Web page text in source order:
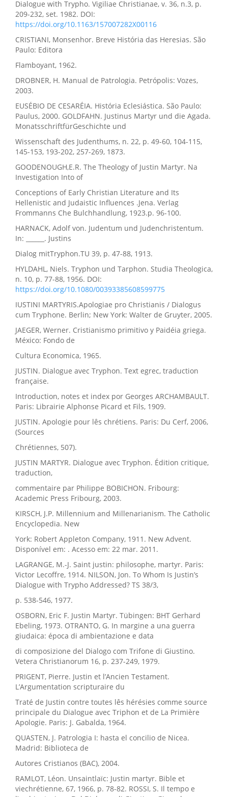
Dialogue with Trypho. Vigiliae Christianae, v. 36, n.3, p.
209-232, set. 1982. DOI:
https://doi.org/10.1163/157007282X00116
CRISTIANI, Monsenhor. Breve História das Heresias. São
Paulo: Editora
Flamboyant, 1962.
DROBNER, H. Manual de Patrologia. Petrópolis: Vozes,
2003.
EUSÉBIO DE CESARÉIA. História Eclesiástica. São Paulo:
Paulus, 2000. GOLDFAHN. Justinus Martyr und die Agada.
MonatsschriftfürGeschichte und
Wissenschaft des Judenthums, n. 22, p. 49-60, 104-115,
145-153, 193-202, 257-269, 1873.
GOODENOUGH,E.R. The Theology of Justin Martyr. Na
Investigation Into of
Conceptions of Early Christian Literature and Its
Hellenistic and Judaistic Influences .Jena. Verlag
Frommanns Che Bulchhandlung, 1923.p. 96-100.
HARNACK, Adolf von. Judentum und Judenchristentum.
In: ______. Justins
Dialog mitTryphon.TU 39, p. 47-88, 1913.
HYLDAHL, Niels. Tryphon und Tarphon. Studia Theologica,
n. 10, p. 77-88, 1956. DOI:
https://doi.org/10.1080/00393385608599775
IUSTINI MARTYRIS.Apologiae pro Christianis / Dialogus
cum Tryphone. Berlin; New York: Walter de Gruyter, 2005.
JAEGER, Werner. Cristianismo primitivo y Paidéia griega.
México: Fondo de
Cultura Economica, 1965.
JUSTIN. Dialogue avec Tryphon. Text egrec, traduction
française.
Introduction, notes et index por Georges ARCHAMBAULT.
Paris: Librairie Alphonse Picard et Fils, 1909.
JUSTIN. Apologie pour lês chrétiens. Paris: Du Cerf, 2006,
(Sources
Chrétiennes, 507).
JUSTIN MARTYR. Dialogue avec Tryphon. Édition critique,
traduction,
commentaire par Philippe BOBICHON. Fribourg:
Academic Press Fribourg, 2003.
KIRSCH, J.P. Millennium and Millenarianism. The Catholic
Encyclopedia. New
York: Robert Appleton Company, 1911. New Advent.
Disponível em: . Acesso em: 22 mar. 2011.
LAGRANGE, M.-J. Saint justin: philosophe, martyr. Paris:
Victor Lecoffre, 1914. NILSON, Jon. To Whom Is Justin’s
Dialogue with Trypho Addressed? TS 38/3,
p. 538-546, 1977.
OSBORN, Eric F. Justin Martyr. Tübingen: BHT Gerhard
Ebeling, 1973. OTRANTO, G. In margine a una guerra
giudaica: época di ambientazione e data
di composizione del Dialogo com Trifone di Giustino.
Vetera Christianorum 16, p. 237-249, 1979.
PRIGENT, Pierre. Justin et l’Ancien Testament.
L’Argumentation scripturaire du
Traté de Justin contre toutes lês hérésies comme source
principale du Dialogue avec Triphon et de La Primière
Apologie. Paris: J. Gabalda, 1964.
QUASTEN, J. Patrologia I: hasta el concilio de Nicea.
Madrid: Biblioteca de
Autores Cristianos (BAC), 2004.
RAMLOT, Léon. Unsaintlaïc: Justin martyr. Bible et
viechrétienne, 67, 1966, p. 78-82. ROSSI, S. Il tempo e